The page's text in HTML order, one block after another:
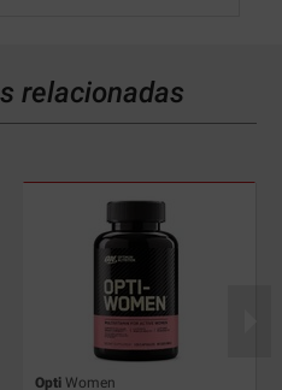
relacionadas
Opti Women